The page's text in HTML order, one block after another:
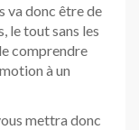
va donc être de
le tout sans les
comprendre
à un
mettra donc